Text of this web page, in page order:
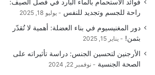
فوائد الاستحمام بالماء البارد في فصل الصيف:
راحة للجسم وتجديد للنفس
يوليو 18, 2025
دور المغنيسيوم في بناء العضلة: أهمية لا تُقدّر
بثمن!
يناير 15, 2025
الأرجنين لتحسين الجنس: دراسة تأثيراته على
الصحة الجنسية
نوفمبر 22, 2024